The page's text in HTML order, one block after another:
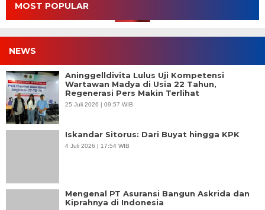
MOST POPULAR
NEWS
Aninggelldivita Lulus Uji Kompetensi
Wartawan Madya di Usia 22 Tahun,
Regenerasi Pers Makin Terlihat
25 Juli 2026 | 09:57 WIB
Iskandar Sitorus: Dari Buyat hingga KPK
4 Juli 2026 | 17:54 WIB
Mengenal PT Asuransi Bangun Askrida dan
Kiprahnya di Indonesia